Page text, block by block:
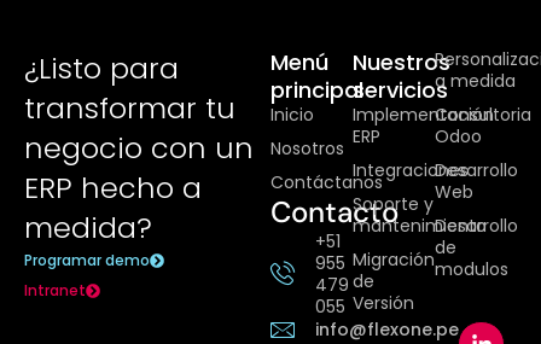
¿Listo para
transformar tu
negocio con un
ERP hecho a
medida?
Programar demo
Intranet
Menú
principal
Inicio
Nosotros
Contáctanos
Contacto
+51
955
479
055
info@flexone.pe
Nuestros
servicios
Implementación
ERP
Integraciones
Soporte y
mantenimiento
Migración
de
Versión
a medida
Consultoria
Odoo
Desarrollo
Web
Desarrollo
de
modulos